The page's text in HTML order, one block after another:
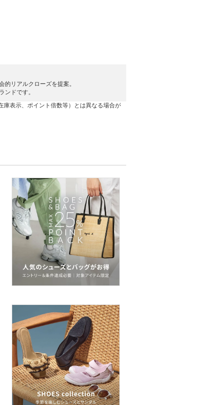
リアルクローズを提案。
ンドです。
表示、ポイント倍数等）とは異なる場合が